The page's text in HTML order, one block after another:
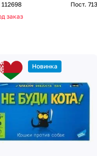
112698
Пост. 713
заказ
Новинка